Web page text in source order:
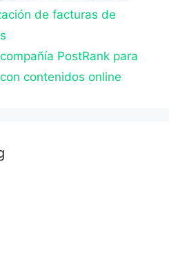
de facturas de
PostRank para
contenidos online